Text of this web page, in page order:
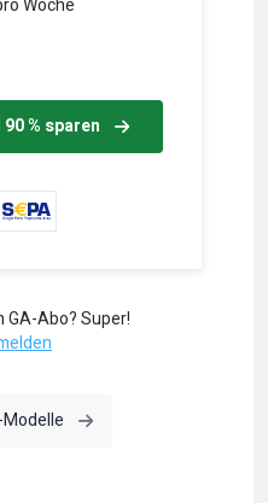
Woche
% sparen
GA-Abo? Super!